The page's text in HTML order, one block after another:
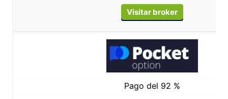
Visitar broker
Pago del 92 %